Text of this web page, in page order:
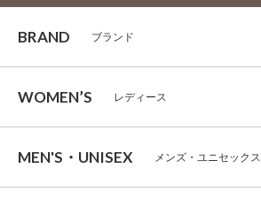
BRAND ブランド
WOMEN’S レディース
MEN'S・UNISEX メンズ・ユニセックス